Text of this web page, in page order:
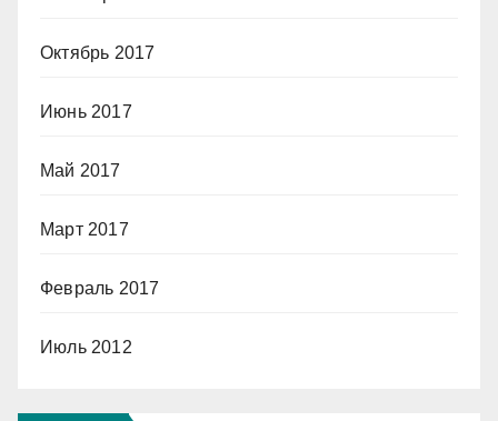
Октябрь 2017
Июнь 2017
Май 2017
Март 2017
Февраль 2017
Июль 2012